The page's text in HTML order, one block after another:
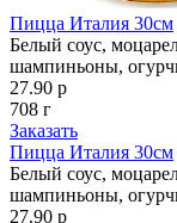
Пицца Италия 30см
Белый соус,
шампиньоны,
27.90 р
708 г
Заказать
Пицца Италия 30см
Белый соус,
шампиньоны,
27.90 р